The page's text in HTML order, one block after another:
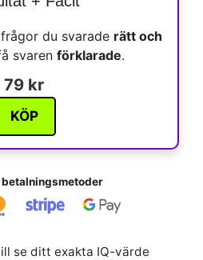
du svarade rätt och
svaren förklarade.
79 kr
KÖP
betalningsmetoder
se ditt exakta IQ-värde